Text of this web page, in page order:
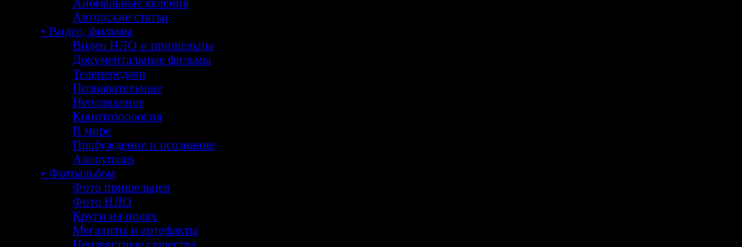
Аномальные явления
Авторские статьи
• Видео, фильмы
Видео НЛО и пришельцы
Документальные фильмы
Телепередачи
Познавательные
Непознанное
Криптозоология
В мире
Пробуждение и осознание
Anonymous
• Фотоальбом
Фото пришельцев
Фото НЛО
Круги на полях
Мегалиты и артефакты
Неизвестные существа